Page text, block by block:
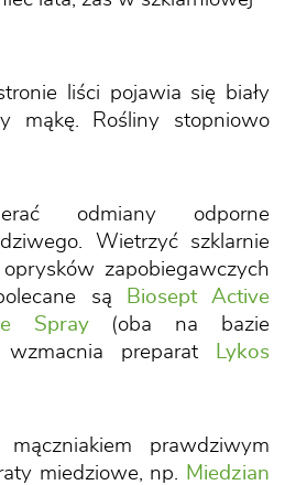
liści pojawia się biały
mąkę. Rośliny stopniowo
odmiany odporne
Wietrzyć szklarnie
zapobiegawczych
są
Biosept Active
Spray(oba na bazie
wzmacnia preparat
Lykos
prawdziwym
miedziowe, np. Miedzian